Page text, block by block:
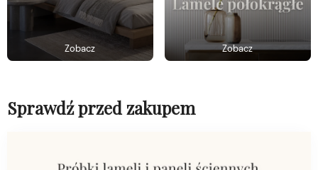
Zobacz Zobacz
Sprawdź przed zakupem